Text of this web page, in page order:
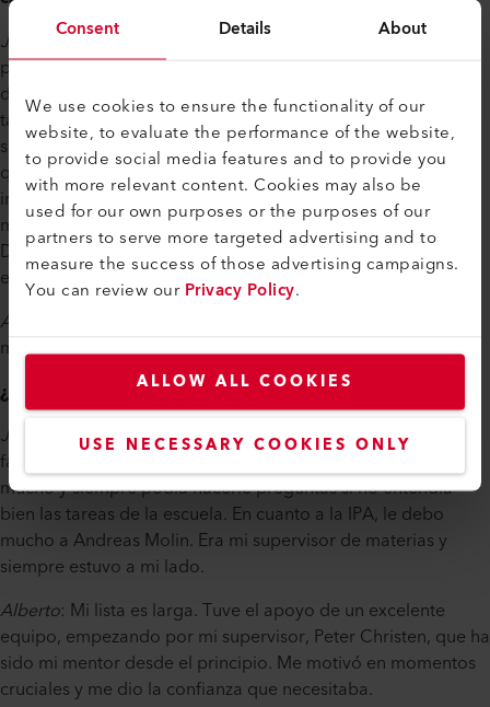
Consent Details About
We use cookies to ensure the functionality of our
website, to evaluate the performance of the website,
to provide social media features and to provide you
with more relevant content. Cookies may also be
used for our own purposes or the purposes of our
partners to serve more targeted advertising and to
measure the success of those advertising campaigns.
You can review ourPrivacy Policy.
ALLOW ALL COOKIES
USE NECESSARY COOKIES ONLY
Janine
: Hubo varios desafíos durante el aprendizaje. El
primero fue regresar a la escuela y volver a aprender
después de tanto tiempo fuera. La educación desde casa
también exigió mucha disciplina, así como el examen
semestral en el verano de 2020. Poco después de eso, tuve
que empezar a preparar mis documentos de práctica
individual (IPA). Terminé la IPA en febrero de 2021 y fue el
mayor desafío para mí durante el periodo de capacitación.
Después de una breve pausa, empecé a estudiar para los
exámenes por escrito, que tuvieron lugar en junio de 2021.
Alberto
muchas horas de estudio fue un gran desafío.
¿Quién los apoyó en esto?
Janine
: Siempre podía contar con el apoyo de mi novio y mi
familia. Mi supervisor, Markus Rohrer, también me apoyó
mucho y siempre podía hacerle preguntas si no entendía
bien las tareas de la escuela. En cuanto a la IPA, le debo
mucho a Andreas Molin. Era mi supervisor de materias y
siempre estuvo a mi lado.
Alberto: Mi lista es larga. Tuve el apoyo de un excelente
equipo, empezando por mi supervisor, Peter Christen, que ha
sido mi mentor desde el principio. Me motivó en momentos
cruciales y me dio la confianza que necesitaba.